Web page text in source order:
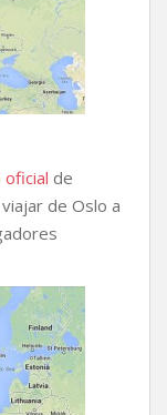
de
de Oslo a